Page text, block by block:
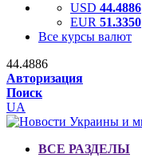
USD 44.4886
EUR 51.3350
Все курсы валют
44.4886
Авторизация
Поиск
UA
ВСЕ РАЗДЕЛЫ